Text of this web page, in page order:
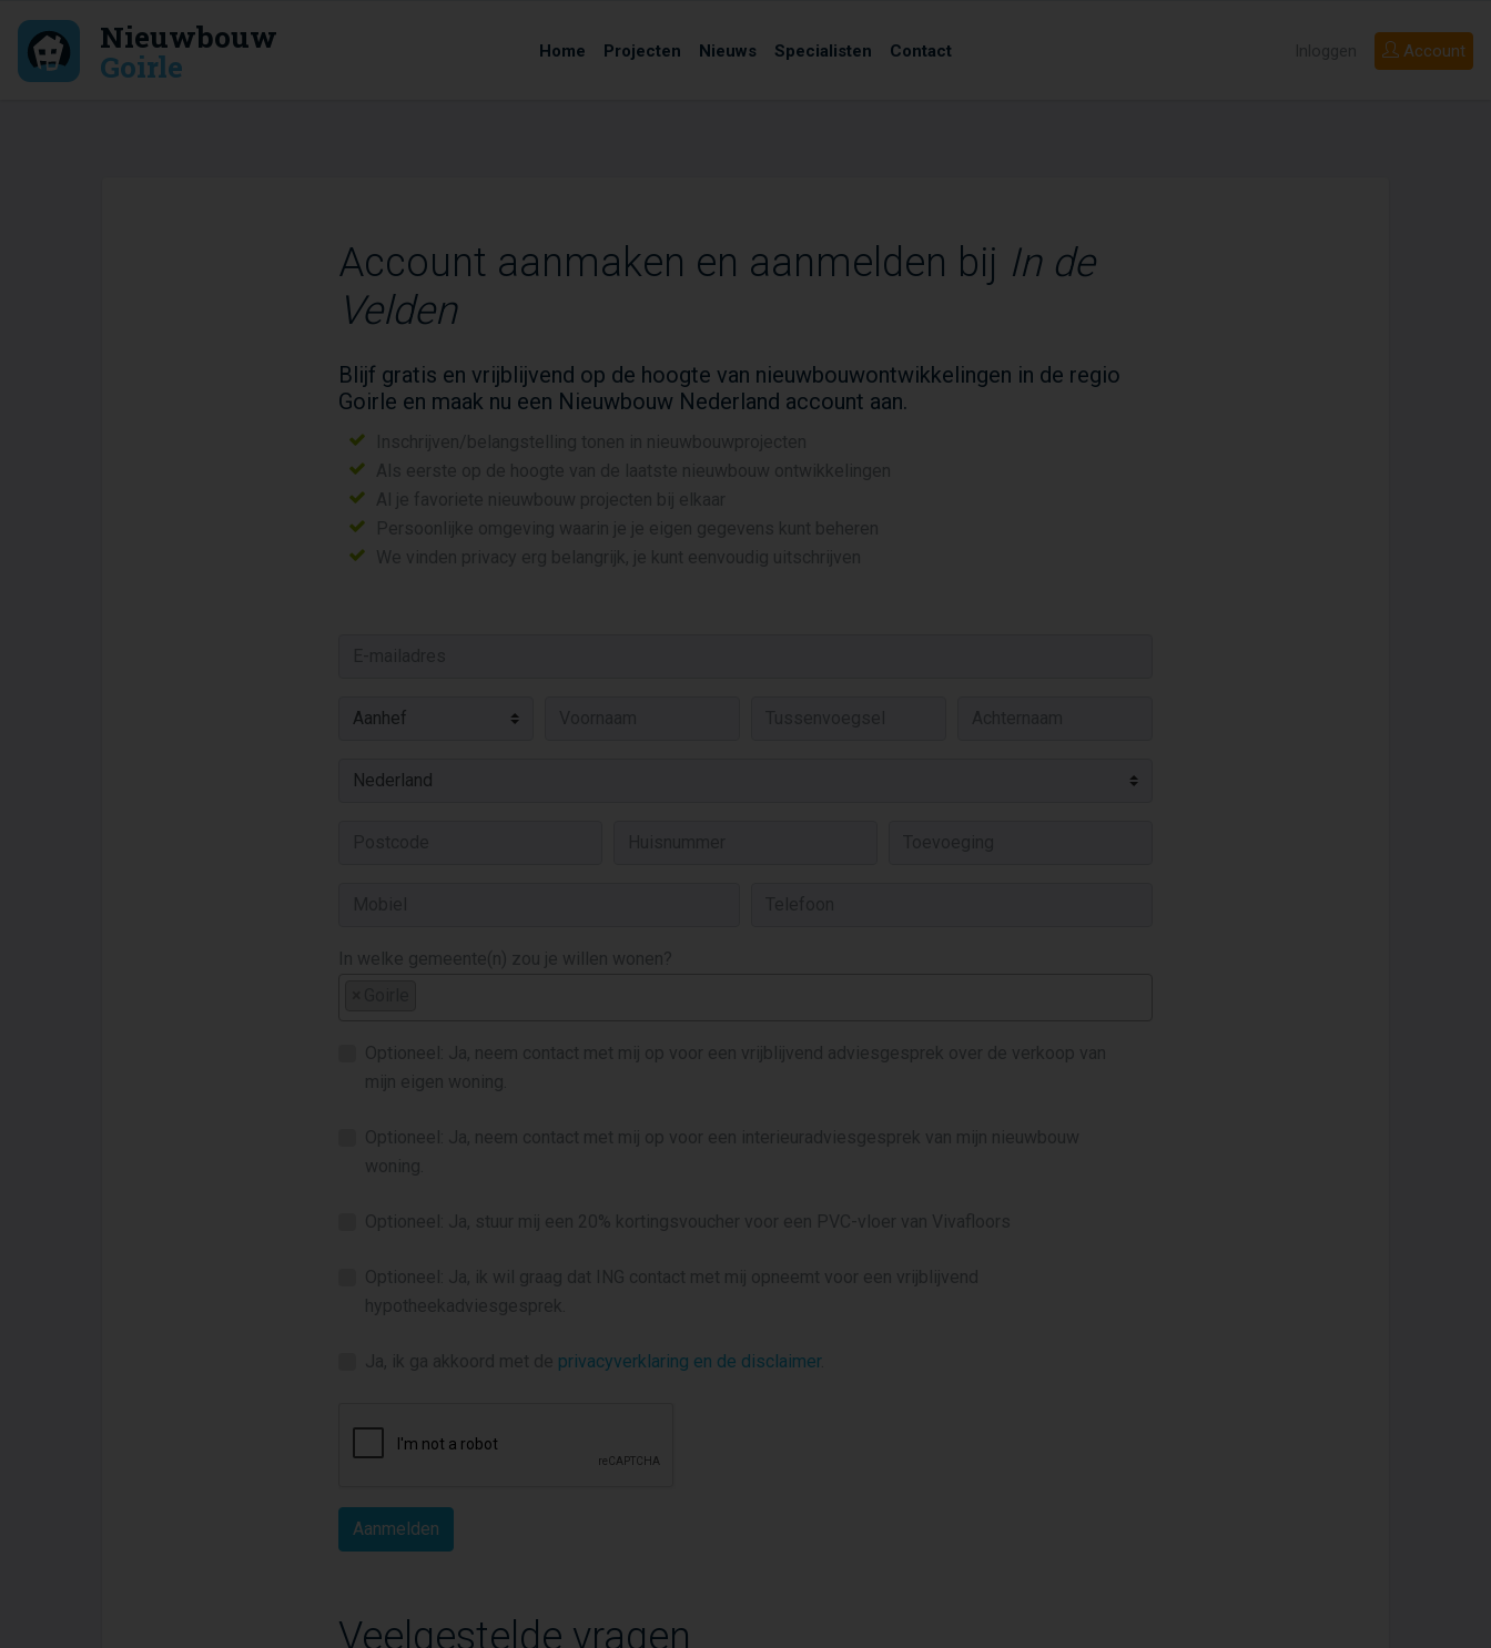
Nieuwbouw
Goirle Home Projecten Nieuws Specialisten Contact Account
Inloggen
Account aanmaken en aanmelden bij In de
Velden
Blijf gratis en vrijblijvend op de hoogte van nieuwbouwontwikkelingen in de regio
Goirle en maak nu een Nieuwbouw Nederland account aan.
Inschrijven/belangstelling tonen in nieuwbouwprojecten
Als eerste op de hoogte van de laatste nieuwbouw ontwikkelingen
Al je favoriete nieuwbouw projecten bij elkaar
Persoonlijke omgeving waarin je je eigen gegevens kunt beheren
We vinden privacy erg belangrijk, je kunt eenvoudig uitschrijven
In welke gemeente(n) zou je willen wonen?
Optioneel: Ja, neem contact met mij op voor een vrijblijvend adviesgesprek over de verkoop van
mijn eigen woning.
Optioneel: Ja, neem contact met mij op voor een interieuradviesgesprek van mijn nieuwbouw
woning.
Optioneel: Ja, stuur mij een 20% kortingsvoucher voor een PVC-vloer van Vivafloors
Optioneel: Ja, ik wil graag dat ING contact met mij opneemt voor een vrijblijvend
hypotheekadviesgesprek.
Ja, ik ga akkoord met de privacyverklaring en de disclaimer.
Veelgestelde vragen